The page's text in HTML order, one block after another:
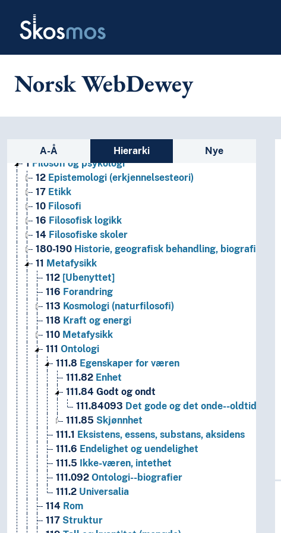
Skosmos
Norsk WebDewey
Sidefelt: navigér i vokabularet
A-Å Hierarki
Nye
1 Filosofi og psykologi
12 Epistemologi (erkjennelsesteori)
17 Etikk
10 Filosofi
16 Filosofisk logikk
14 Filosofiske skoler
180-190 Historie, geografisk behandling, biografier
11 Metafysikk
112 [Ubenyttet]
116 Forandring
113 Kosmologi (naturfilosofi)
118 Kraft og energi
110 Metafysikk
111 Ontologi
111.8 Egenskaper for væren
111.82 Enhet
111.84 Godt og ondt
111.84093 Det gode og det onde--oldtidens
111.85 Skjønnhet
111.1 Eksistens, essens, substans, aksidens
111.6 Endelighet og uendelighet
111.5 Ikke-væren, intethet
111.092 Ontologi--biografier
111.2 Universalia
114 Rom
117 Struktur